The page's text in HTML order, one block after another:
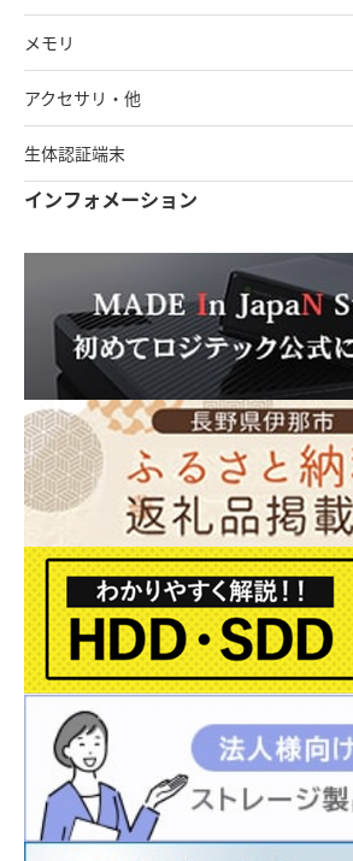
メモリ
アクセサリ・他
生体認証端末
インフォメーション